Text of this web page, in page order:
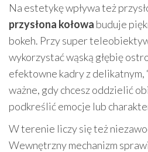
Na estetykę wpływa też
przysłona kołowa buduje
bokeh. Przy super
wykorzystać wąską głębię
efektowne kadry z delikatnym,
ważne, gdy chcesz oddzielić
podkreślić emocje lub
W terenie liczy się też
Wewnętrzny mechanizm